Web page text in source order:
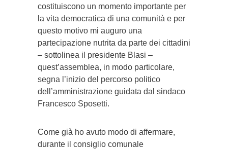
costituiscono un momento importante per
la vita democratica di una comunità e per
questo motivo mi auguro una
partecipazione nutrita da parte dei cittadini
– sottolinea il presidente Blasi –
quest’assemblea, in modo particolare,
segna l’inizio del percorso politico
dell’amministrazione guidata dal sindaco
Francesco Sposetti.
Come già ho avuto modo di affermare,
durante il consiglio comunale